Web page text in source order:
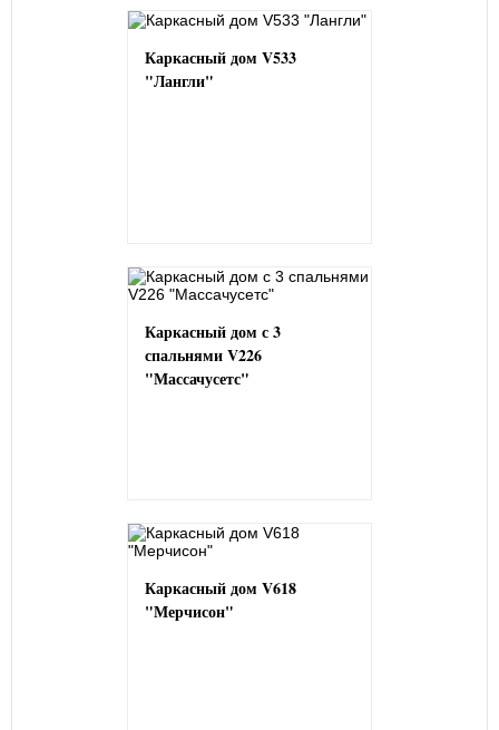
Каркасный дом V533
"Лангли"
Каркасный дом с 3
спальнями V226
"Массачусетс"
Каркасный дом V618
"Мерчисон"